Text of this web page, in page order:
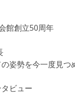
館創立50周年
の姿勢を今一度見つ
ビュー